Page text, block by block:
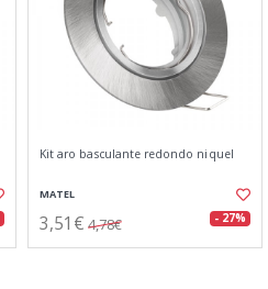
Kit aro basculante redondo niquel
MATEL
3,51€ 4,78€ - 27%